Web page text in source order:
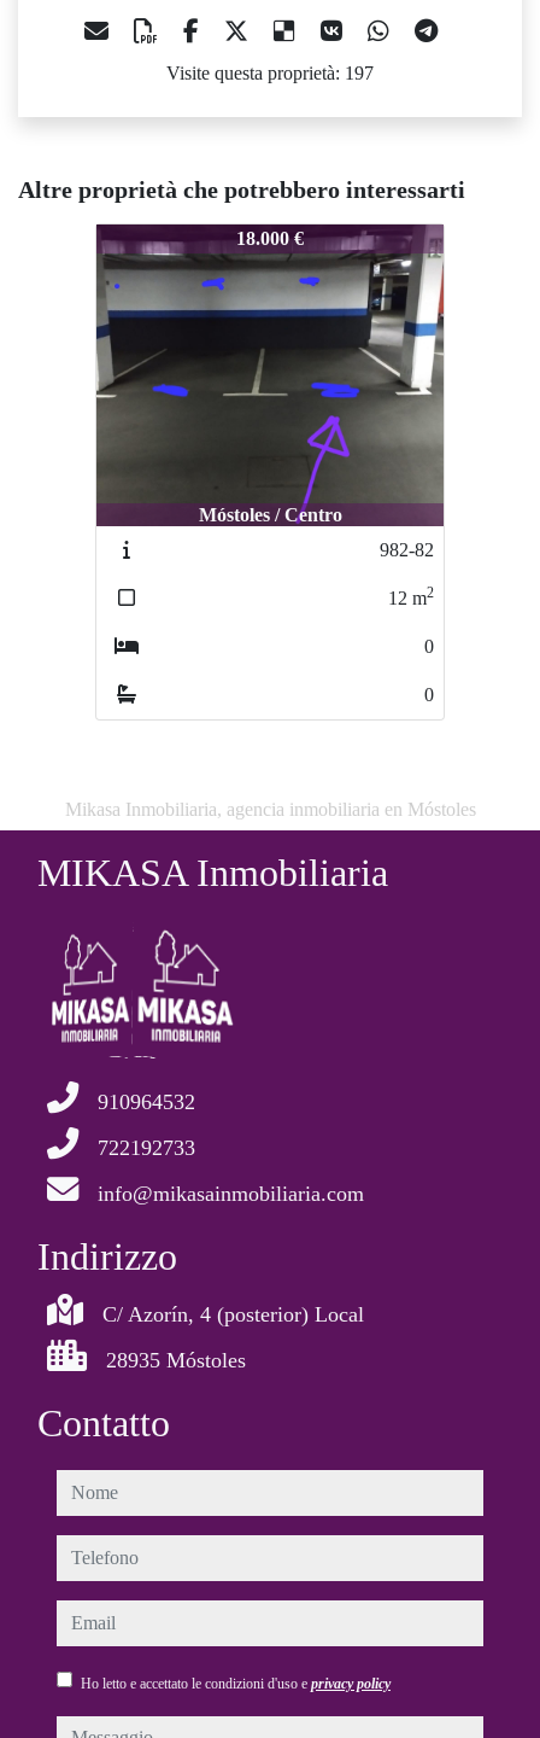
Visite questa proprietà: 197
Altre proprietà che potrebbero interessarti
983-83
18.000 €
Móstoles / Centro
982-82
12 m2
0
0
Mikasa Inmobiliaria, agencia inmobiliaria en Móstoles
MIKASA Inmobiliaria
910964532
722192733
info@mikasainmobiliaria.com
Indirizzo
C/ Azorín, 4 (posterior) Local
28935 Móstoles
Contatto
nome
telefono
email
Ho letto e accettato le condizioni d'uso e privacy policy
messaggio